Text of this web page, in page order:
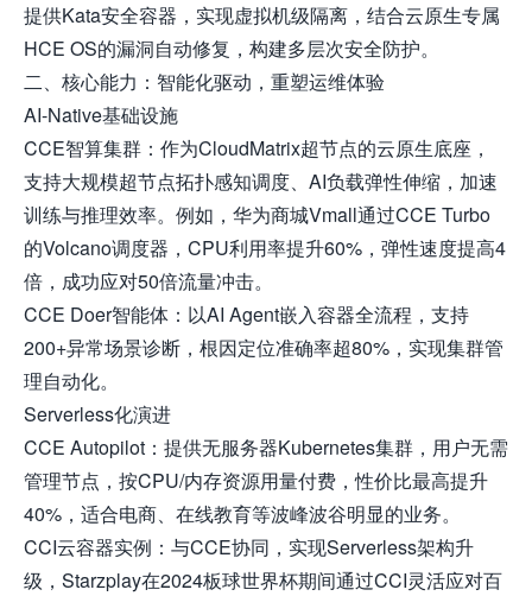
提供Kata安全容器，实现虚拟机级隔离，结合云原生专属
HCE OS的漏洞自动修复，构建多层次安全防护。
二、核心能力：智能化驱动，重塑运维体验
AI-Native基础设施
CCE智算集群：作为CloudMatrix超节点的云原生底座，
支持大规模超节点拓扑感知调度、AI负载弹性伸缩，加速
训练与推理效率。例如，华为商城Vmall通过CCE Turbo
的Volcano调度器，CPU利用率提升60%，弹性速度提高4
倍，成功应对50倍流量冲击。
CCE Doer智能体：以AI Agent嵌入容器全流程，支持
200+异常场景诊断，根因定位准确率超80%，实现集群管
理自动化。
Serverless化演进
CCE Autopilot：提供无服务器Kubernetes集群，用户无需
管理节点，按CPU/内存资源用量付费，性价比最高提升
40%，适合电商、在线教育等波峰波谷明显的业务。
CCI云容器实例：与CCE协同，实现Serverless架构升
级，Starzplay在2024板球世界杯期间通过CCI灵活应对百